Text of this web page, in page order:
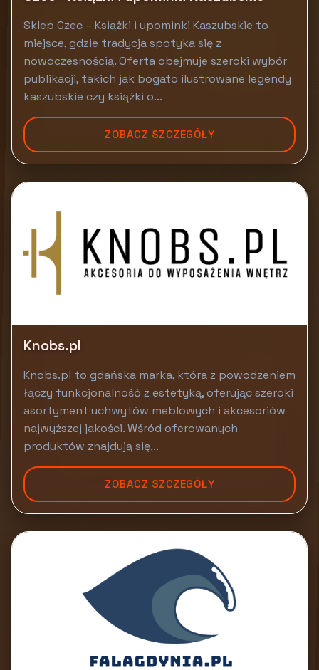
Sklep Czec – Książki i upominki Kaszubskie to
miejsce, gdzie tradycja spotyka się z
nowoczesnością. Oferta obejmuje szeroki wybór
publikacji, takich jak bogato ilustrowane legendy
kaszubskie czy książki o...
ZOBACZ SZCZEGÓŁY
Knobs.pl
Knobs.pl to gdańska marka, która z powodzeniem
łączy funkcjonalność z estetyką, oferując szeroki
asortyment uchwytów meblowych i akcesoriów
najwyższej jakości. Wśród oferowanych
produktów znajdują się...
ZOBACZ SZCZEGÓŁY